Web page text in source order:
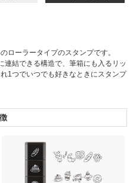
ローラータイプのスタンプです。
結できる構造で、筆箱にも入るリッ
1つでいつでも好きなときにスタンプ